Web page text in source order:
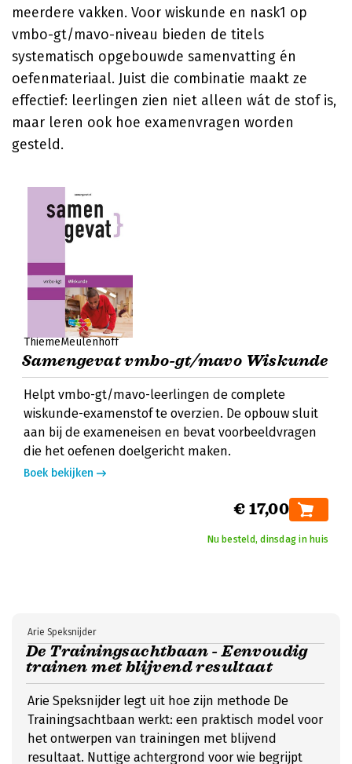
meerdere vakken. Voor wiskunde en nask1 op
vmbo-gt/mavo-niveau bieden de titels
systematisch opgebouwde samenvatting én
oefenmateriaal. Juist die combinatie maakt ze
effectief: leerlingen zien niet alleen wát de stof is,
maar leren ook hoe examenvragen worden
gesteld.
ThiemeMeulenhoff
Samengevat vmbo-gt/mavo Wiskunde
Helpt vmbo-gt/mavo-leerlingen de complete
wiskunde-examenstof te overzien. De opbouw sluit
aan bij de exameneisen en bevat voorbeeldvragen
die het oefenen doelgericht maken.
Boek bekijken
€ 17,00
Nu besteld, dinsdag in huis
De Trainingsachtbaan - Eenvoudig
trainen met blijvend resultaat
Arie Speksnijder
Arie Speksnijder legt uit hoe zijn methode De
Trainingsachtbaan werkt: een praktisch model voor
het ontwerpen van trainingen met blijvend
resultaat. Nuttige achtergrond voor wie begrijpt